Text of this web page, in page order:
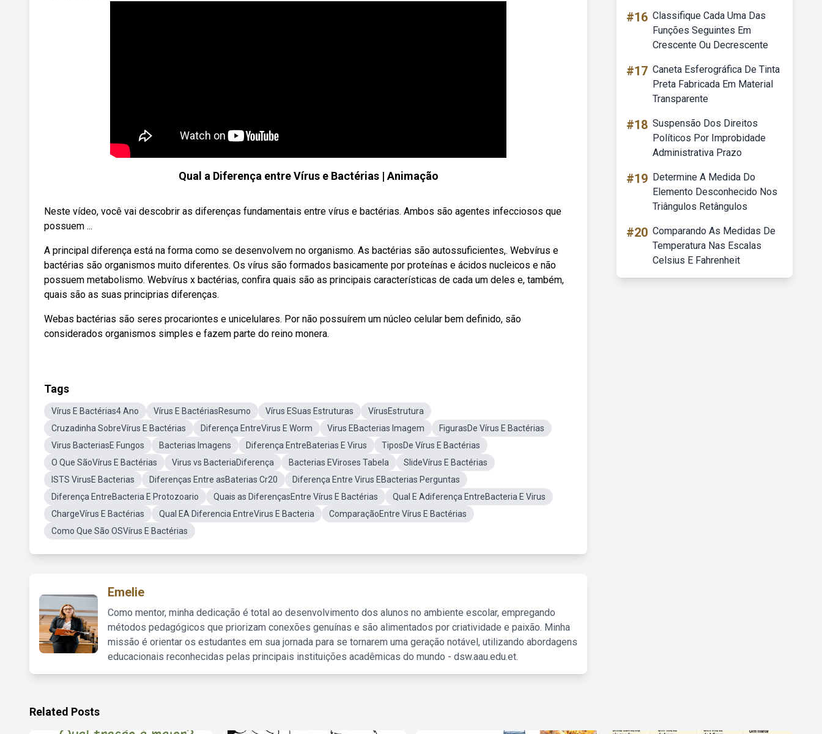
Qual a Diferença entre Vírus e Bactérias | Animação
Neste vídeo, você vai descobrir as diferenças fundamentais entre vírus e bactérias. Ambos são agentes infecciosos que
possuem ...
A principal diferença está na forma como se desenvolvem no organismo. As bactérias são autossuficientes,. Webvírus e
bactérias são organismos muito diferentes. Os vírus são formados basicamente por proteínas e ácidos nucleicos e não
possuem metabolismo. Webvírus x bactérias, confira quais são as principais características de cada um deles e, também,
quais são as suas principrias diferenças.
Webas bactérias são seres procariontes e unicelulares. Por não possuírem um núcleo celular bem definido, são
considerados organismos simples e fazem parte do reino monera.
Tags
Vírus E Bactérias4 Ano Vírus E BactériasResumo Vírus ESuas Estruturas
VírusEstrutura
Cruzadinha SobreVírus E Bactérias
Diferença EntreVirus E Worm Virus EBacterias Imagem
FigurasDe Vírus E Bactérias
Virus BacteriasE Fungos
Bacterias Imagens Diferença EntreBaterias E Virus
TiposDe Vírus E Bactérias
O Que SãoVírus E Bactérias
Virus vs BacteriaDiferença Bacterias EViroses Tabela
SlideVírus E Bactérias
ISTS VirusE Bacterias
Diferenças Entre asBaterias Cr20
Diferença Entre Virus EBacterias Perguntas
Diferença EntreBacteria E Protozoario
Quais as DiferençasEntre Vírus E Bactérias
Qual E Adiferença EntreBacteria E Virus
ChargeVírus E Bactérias
Qual EA Diferencia EntreVirus E Bacteria
ComparaçãoEntre Vírus E Bactérias
Como Que São OSVírus E Bactérias
Emelie
Como mentor, minha dedicação é total ao desenvolvimento dos alunos no ambiente escolar, empregando
métodos pedagógicos que priorizam conexões genuínas e são alimentados por criatividade e paixão. Minha
missão é orientar os estudantes em sua jornada para se tornarem uma geração notável, utilizando abordagens
educacionais reconhecidas pelas principais instituições acadêmicas do mundo - dsw.aau.edu.et.
#16 Classifique Cada Uma Das
Funções Seguintes Em
Crescente Ou Decrescente
#17 Caneta Esferográfica De Tinta
Preta Fabricada Em Material
Transparente
#18 Suspensão Dos Direitos
Políticos Por Improbidade
Administrativa Prazo
#19 Determine A Medida Do
Elemento Desconhecido Nos
Triângulos Retângulos
#20 Comparando As Medidas De
Temperatura Nas Escalas
Celsius E Fahrenheit
Related Posts